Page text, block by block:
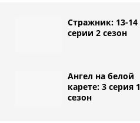
Стражник: 13-14
серии 2 сезон
Ангел на белой
карете: 3 серия 1
сезон